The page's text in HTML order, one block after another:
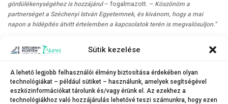
Sütik kezelése
A lehető legjobb felhasználói élmény biztosítása érdekében olyan
technológiákat – például sütiket – használunk, amelyek segítségével
eszközinformációkat tárolunk és/vagy érünk el. Az ezekhez a
technológiákhoz való hozzájárulás lehetővé teszi számunkra, hogy ezen
gördülékenységéhez is hozzájárul– fogalmazott. – Köszönöm a
partnerséget a Széchenyi István Egyetemnek, és kívánom, hogy a mai
napon a hídépítés átvitt értelemben a kapcsolatok terén is megvalósuljon.”
bemutatót tekinthettek meg
, valamintvízminőségi mérőeszközökkel is
digitálisterepasztal-bemutatókpedig a korszerű technológiák világába
engedtek betekintést. A program részeként tésztahídépítőés szakmai
hídépítő versenyre is sor került.